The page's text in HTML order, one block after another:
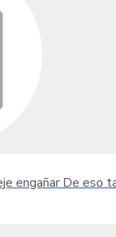
engañar De eso